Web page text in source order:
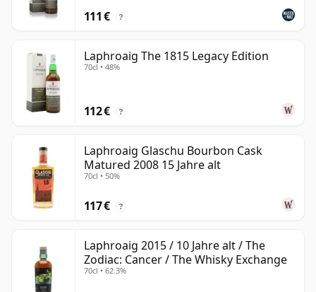
111 € ?
Laphroaig The 1815 Legacy Edition
70cl • 48%
112 € ?
Laphroaig Glaschu Bourbon Cask
Matured 2008 15 Jahre alt
70cl • 50%
117 € ?
Laphroaig 2015 / 10 Jahre alt / The
Zodiac: Cancer / The Whisky Exchange
70cl • 62.3%